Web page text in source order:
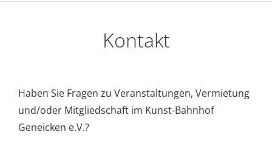
Kontakt
Haben Sie Fragen zu Veranstaltungen, Vermietung
und/oder Mitgliedschaft im Kunst-Bahnhof
Geneicken e.V.?